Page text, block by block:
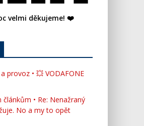
velmi děkujeme! ❤️
provoz • 💥 VODAFONE
• Re: Nenažraný
No a my to opět